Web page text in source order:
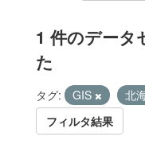
1 件のデータ
た
タグ: GIS 北
フィルタ結果